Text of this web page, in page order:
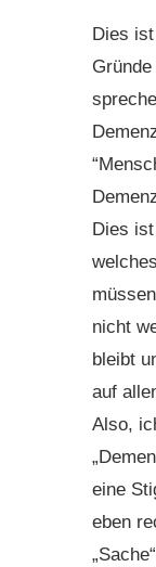
Dies
Dies
nicht
bleibt
auf
Also,
eine
eben